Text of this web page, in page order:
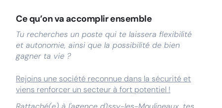
Ce qu’on va accomplir ensemble
Tu recherches un poste qui te laissera flexibilité
et autonomie, ainsi que la possibilité de bien
gagner ta vie ?
Rejoins une société reconnue dans la sécurité et
viens renforcer un secteur à fort potentiel !